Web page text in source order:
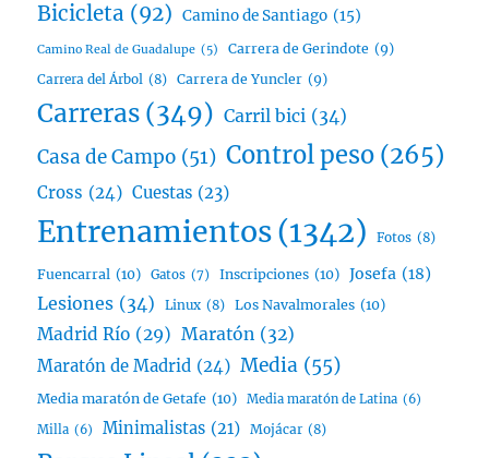
Bicicleta (92) Camino de Santiago (15)
Camino Real de Guadalupe (5) Carrera de Gerindote (9)
Carrera del Árbol (8) Carrera de Yuncler (9)
Carreras (349) Carril bici (34)
Casa de Campo (51) Control peso (265)
Cross (24) Cuestas (23)
Entrenamientos(1342) Fotos (8)
Fuencarral (10) Gatos (7) Inscripciones (10) Josefa (18)
Lesiones (34) Linux (8) Los Navalmorales (10)
Madrid Río (29) Maratón (32)
Maratón de Madrid (24) Media (55)
Media maratón de Getafe (10) Media maratón de Latina (6)
Milla (6) Minimalistas (21) Mojácar (8)